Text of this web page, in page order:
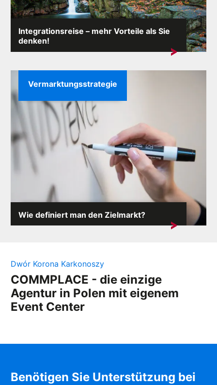
Integrationsreise – mehr Vorteile als Sie
denken!
Jedes Unternehmen möchte am Markt spektakulär
Wie definiert man den Zielmarkt?
Der Zielmarkt definiert das gesamte Geschäft des
Vermarktungsstrategie
Dwór Korona Karkonoszy
COMMPLACE - die einzige
Agentur in Polen mit eigenem
Event Center
Benötigen Sie Unterstützung bei